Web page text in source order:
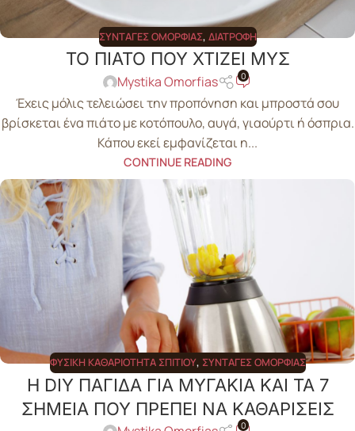
ΣΥΝΤΑΓΈΣ ΟΜΟΡΦΙΆΣ, ΔΙΑΤΡΟΦΉ
ΤΟ ΠΙΑΤΟ ΠΟΥ ΧΤΙΖΕΙ ΜΥΣ
Mystika Omorfias 0
Έχεις μόλις τελειώσει την προπόνηση και μπροστά σου
βρίσκεται ένα πιάτο με κοτόπουλο, αυγά, γιαούρτι ή όσπρια.
Κάπου εκεί εμφανίζεται η...
CONTINUE READING
ΦΥΣΙΚΉ ΚΑΘΑΡΙΌΤΗΤΑ ΣΠΙΤΙΟΎ, ΣΥΝΤΑΓΈΣ ΟΜΟΡΦΙΆΣ
Η DIY ΠΑΓΙΔΑ ΓΙΑ ΜΥΓΑΚΙΑ ΚΑΙ ΤΑ 7
ΣΗΜΕΙΑ ΠΟΥ ΠΡΕΠΕΙ ΝΑ ΚΑΘΑΡΙΣΕΙΣ
0